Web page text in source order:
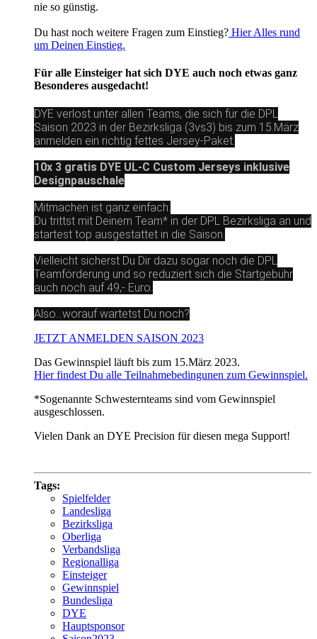
nie so günstig.
Du hast noch weitere Fragen zum Einstieg? Hier Alles rund
um Deinen Einstieg.
Für alle Einsteiger hat sich DYE auch noch etwas ganz
Besonderes ausgedacht!
DYE verlost unter allen Teams, die sich für die DPL
Saison 2023 in der Bezirksliga (3vs3) bis zum 15.März
anmelden ein richtig fettes Jersey-Paket.
10x 3 gratis DYE UL-C Custom Jerseys inklusive
Designpauschale
Mitmachen ist ganz einfach:
Du trittst mit Deinem Team* in der DPL Bezirksliga an und
startest top ausgestattet in die Saison.
Vielleicht sicherst Du Dir dazu sogar noch die DPL
Teamförderung und so reduziert sich die Startgebühr
auch noch auf 49,- Euro.
Also...worauf wartetst Du noch?
JETZT ANMELDEN SAISON 2023
Das Gewinnspiel läuft bis zum 15.März 2023.
Hier findest Du alle Teilnahmebedingunen zum Gewinnspiel.
*Sogenannte Schwesternteams sind vom Gewinnspiel
ausgeschlossen.
Vielen Dank an DYE Precision für diesen mega Support!
Tags:
Spielfelder
Landesliga
Bezirksliga
Oberliga
Verbandsliga
Regionalliga
Einsteiger
Gewinnspiel
Bundesliga
DYE
Hauptsponsor